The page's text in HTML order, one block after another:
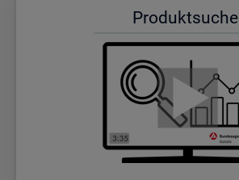
Pro­dukt­su­che